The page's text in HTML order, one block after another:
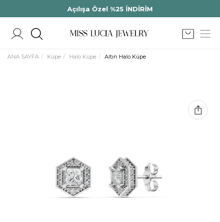
Açılışa Özel %25 İNDİRİM
ANA SAYFA Küpe Halo Küpe Altın Halo Küpe